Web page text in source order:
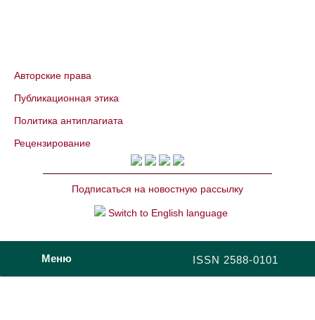
Авторские права
Публикационная этика
Политика антиплагиата
Рецензирование
Подписаться на новостную рассылку
Switch to English language
ISSN 2588-0101
Меню